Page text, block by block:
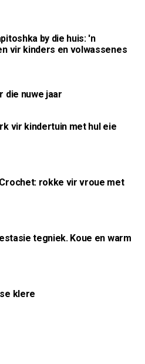
by die huis: 'n
vir kinders en volwassenes
die nuwe jaar
vir kindertuin met hul eie
rokke vir vroue met
tegniek. Koue en warm
klere